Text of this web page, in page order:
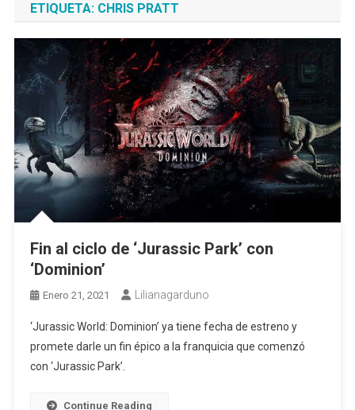
ETIQUETA: CHRIS PRATT
Fin al ciclo de ‘Jurassic Park’ con
‘Dominion’
Enero 21, 2021 Lilianagarduno
‘Jurassic World: Dominion’ ya tiene fecha de estreno y
promete darle un fin épico a la franquicia que comenzó
con ‘Jurassic Park’.
Continue Reading